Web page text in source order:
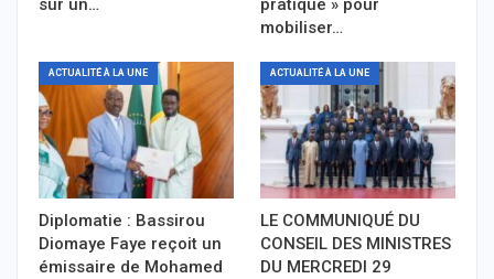
sur un…
pratique » pour
mobiliser…
ACTUALITÉ À LA UNE
Diplomatie : Bassirou
Diomaye Faye reçoit un
émissaire de Mohamed
ACTUALITÉ À LA UNE
LE COMMUNIQUÉ DU
CONSEIL DES MINISTRES
DU MERCREDI 29